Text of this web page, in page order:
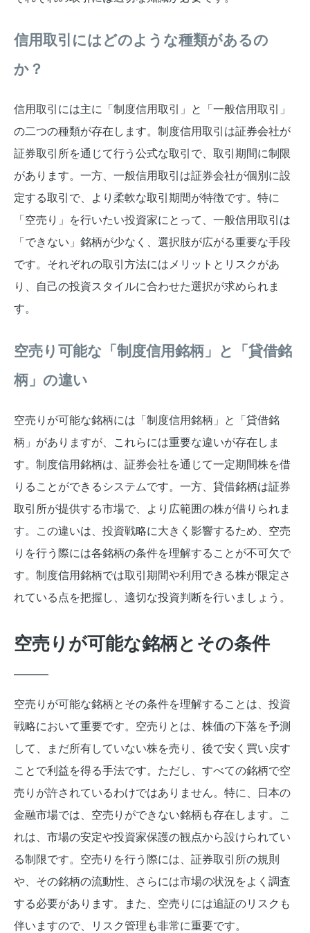
信用取引にはどのような種類があるの
か？
信用取引には主に「制度信用取引」と「一般信用取引」
の二つの種類が存在します。制度信用取引は証券会社が
証券取引所を通じて行う公式な取引で、取引期間に制限
があります。一方、一般信用取引は証券会社が個別に設
定する取引で、より柔軟な取引期間が特徴です。特に
「空売り」を行いたい投資家にとって、一般信用取引は
「できない」銘柄が少なく、選択肢が広がる重要な手段
です。それぞれの取引方法にはメリットとリスクがあ
り、自己の投資スタイルに合わせた選択が求められま
す。
空売り可能な「制度信用銘柄」と「貸借銘
柄」の違い
空売りが可能な銘柄には「制度信用銘柄」と「貸借銘
柄」がありますが、これらには重要な違いが存在しま
す。制度信用銘柄は、証券会社を通じて一定期間株を借
りることができるシステムです。一方、貸借銘柄は証券
取引所が提供する市場で、より広範囲の株が借りられま
す。この違いは、投資戦略に大きく影響するため、空売
りを行う際には各銘柄の条件を理解することが不可欠で
す。制度信用銘柄では取引期間や利用できる株が限定さ
れている点を把握し、適切な投資判断を行いましょう。
空売りが可能な銘柄とその条件
空売りが可能な銘柄とその条件を理解することは、投資
戦略において重要です。空売りとは、株価の下落を予測
して、まだ所有していない株を売り、後で安く買い戻す
ことで利益を得る手法です。ただし、すべての銘柄で空
売りが許されているわけではありません。特に、日本の
金融市場では、空売りができない銘柄も存在します。こ
れは、市場の安定や投資家保護の観点から設けられてい
る制限です。空売りを行う際には、証券取引所の規則
や、その銘柄の流動性、さらには市場の状況をよく調査
する必要があります。また、空売りには追証のリスクも
伴いますので、リスク管理も非常に重要です。